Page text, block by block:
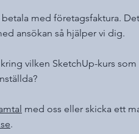
betala med företagsfaktura.
ansökan så hjälper vi dig.
vilken SketchUp-kurs som
med oss eller skicka ett
.